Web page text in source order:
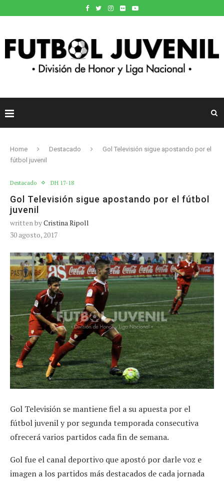
Home Destacado
Gol Televisión sigue apostando por el
fútbol juvenil
Destacado DH 17-18
Gol Televisión sigue apostando por el fútbol
juvenil
written byCristina Ripoll
30 agosto, 2017
Gol Televisión se mantiene fiel a su apuesta por el
fútbol juvenil y por segunda temporada consecutiva
ofrecerá varios partidos cada fin de semana.
Gol fue el canal deportivo que apostó por darle voz e
imagen a los partidos más destacados de cada jornada